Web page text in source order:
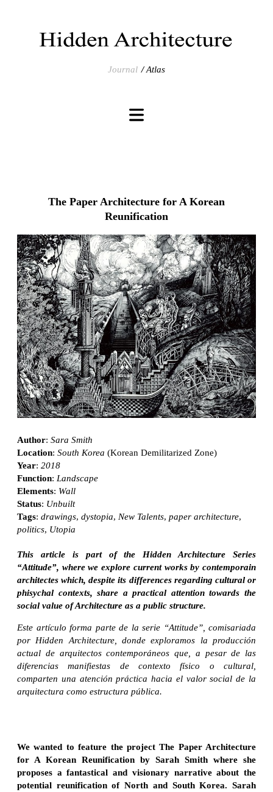
Journal Atlas
The Paper Architecture for A Korean
Reunification
Author: Sara Smith
Location: South Korea (Korean Demilitarized Zone)
Year: 2018
Function: Landscape
Elements: Wall
Status: Unbuilt
Tags: drawings, dystopia, New Talents, paper architecture,
politics, Utopia
This article is part of the Hidden Architecture Series
“Attitude”, where we explore current works by contemporain
architectes which, despite its differences regarding cultural or
phisychal contexts, share a practical attention towards the
social value of Architecture as a public structure.
Este artículo forma parte de la serie “Attitude”, comisariada
por Hidden Architecture, donde exploramos la producción
actual de arquitectos contemporáneos que, a pesar de las
diferencias manifiestas de contexto físico o cultural,
comparten una atención práctica hacia el valor social de la
arquitectura como estructura pública.
We wanted to feature the project The Paper Architecture
for A Korean Reunification by Sarah Smith where she
proposes a fantastical and visionary narrative about the
potential reunification of North and South Korea. Sarah